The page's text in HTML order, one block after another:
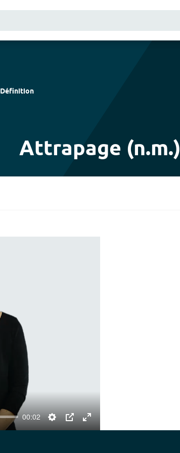
Définition
Attrapage (n.m.)
00:02
Settings
PIP Enter